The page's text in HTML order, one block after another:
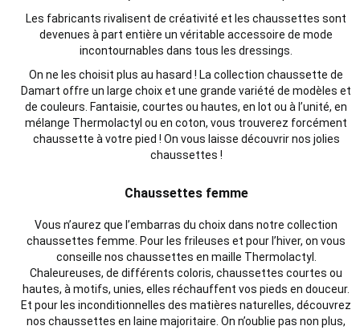
Les fabricants rivalisent de créativité et les chaussettes sont
devenues à part entière un véritable accessoire de mode
incontournables dans tous les dressings.
On ne les choisit plus au hasard ! La collection chaussette de
Damart offre un large choix et une grande variété de modèles et
de couleurs. Fantaisie, courtes ou hautes, en lot ou à l’unité, en
mélange Thermolactyl ou en coton, vous trouverez forcément
chaussette à votre pied ! On vous laisse découvrir nos jolies
chaussettes !
Chaussettes femme
Vous n’aurez que l’embarras du choix dans notre collection
chaussettes femme. Pour les frileuses et pour l’hiver, on vous
conseille nos chaussettes en maille Thermolactyl.
Chaleureuses, de différents coloris, chaussettes courtes ou
hautes, à motifs, unies, elles réchauffent vos pieds en douceur.
Et pour les inconditionnelles des matières naturelles, découvrez
nos chaussettes en laine majoritaire. On n’oublie pas non plus,